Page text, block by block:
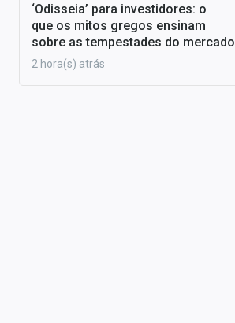
‘Odisseia’ para investidores: o
que os mitos gregos ensinam
sobre as tempestades do mercado
2 hora(s) atrás